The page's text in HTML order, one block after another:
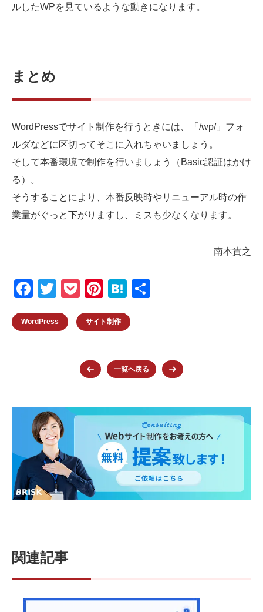
ルしたWPを見ているような動きになります。
まとめ
WordPressでサイト制作を行うときには、「/wp/」フォ
ルダなどに区切ってそこに入れちゃいましょう。
そして本番環境で制作を行いましょう（Basic認証はかけ
る）。
そうすることにより、本番反映時やリニューアル時の作
業量がぐっと下がりますし、ミスも少なくなります。
南本貴之
F
a
c
k
T
wi
tt
P
o
ck
Pi
nt
er
st
H
e
a
WordPress サイト制作
一覧へ戻る
関連記事